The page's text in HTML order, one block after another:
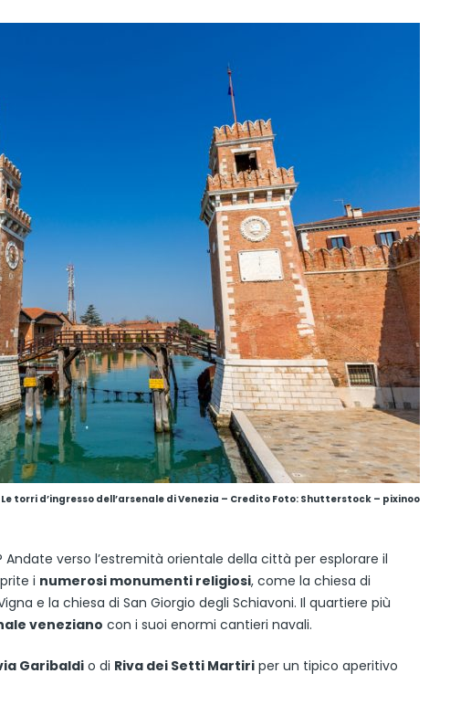
Le torri d’ingresso dell’arsenale di Venezia – Credito Foto: Shutterstock – pixinoo
verso l’estremità orientale della città per esplorare il
i numerosi monumenti religiosi, come la chiesa di
e la chiesa di San Giorgio degli Schiavoni. Il quartiere più
veneziano con i suoi enormi cantieri navali.
Garibaldio di Riva dei Setti Martiri per un tipico aperitivo